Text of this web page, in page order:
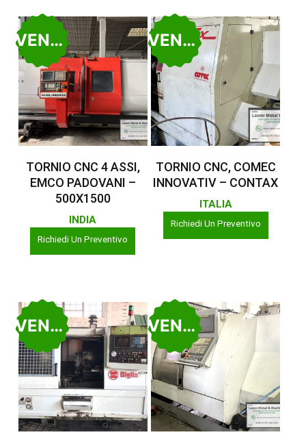
VENDUTO
Leggi Tutto
TORNIO CNC 4 ASSI,
EMCO PADOVANI –
500X1500
INDIA
Richiedi Un Preventivo
VENDUTO
Leggi Tutto
TORNIO CNC, COMEC
INNOVATIV – CONTAX
ITALIA
Richiedi Un Preventivo
VENDUTO VENDUTO